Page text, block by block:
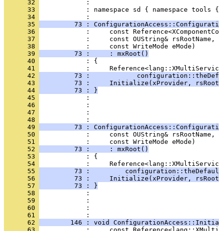
      32
      33
            : namespace sd { namespace tools {
      34
      35
73 :
      36
      37
      38
      39
         73 :     : mxRoot()
      40
      41
      42
73 :
      43
73 :     Initialize(xProvider,
      44
         73 : }
      45
      46
      47
            :
      48
      49
73 :
      50
      51
      52
         73 :     : mxRoot()
      53
      54
      55
73 :
      56
73 :     Initialize(xProvider,
      57
         73 : }
      58
      59
      60
            :
      61
      62
146 : void